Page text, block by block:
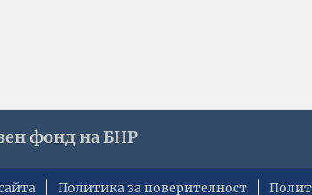
фонд на БНР
Политика за поверителност